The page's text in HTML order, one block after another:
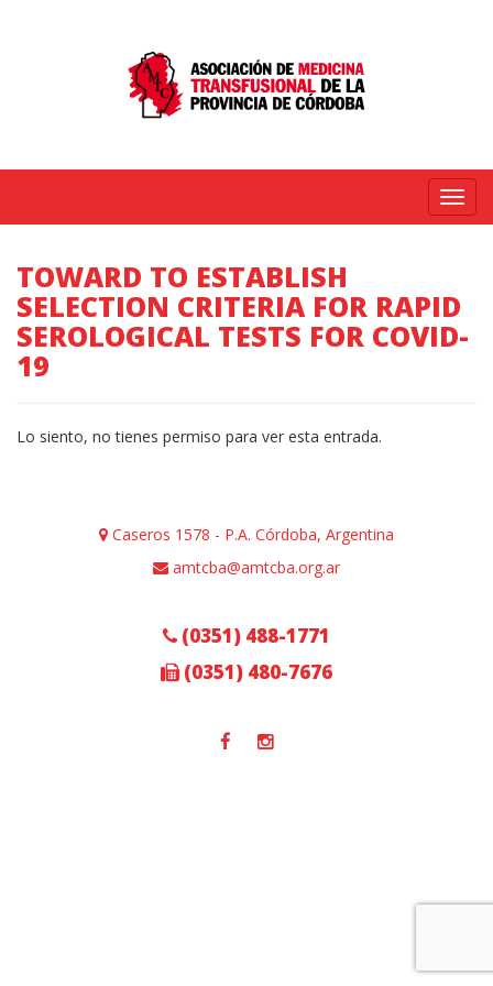
Menú
TOWARD TO ESTABLISH
SELECTION CRITERIA FOR RAPID
SEROLOGICAL TESTS FOR COVID-
19
Lo siento, no tienes permiso para ver esta entrada.
Caseros 1578 - P.A. Córdoba, Argentina
amtcba@amtcba.org.ar
(0351) 488-1771
(0351) 480-7676